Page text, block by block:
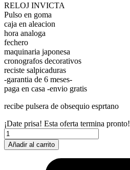
RELOJ INVICTA
Pulso en goma
caja en aleacion
hora analoga
fechero
maquinaria japonesa
cronografos decorativos
reciste salpicaduras
-garantia de 6 meses-
paga en casa -envio gratis
recibe pulsera de obsequio esprtano
¡Date prisa! Esta oferta termina pronto!
INVICTA
SPEEDWEY
25944
Añadir al carrito